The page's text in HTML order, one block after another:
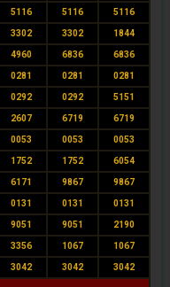
5116 5116 5116
3302 3302 1844
4960 6836 6836
0281 0281 0281
0292 0292 5151
2607 6719 6719
0053 0053 0053
1752 1752 6054
6171 9867 9867
0131 0131 0131
9051 9051 2190
3356 1067 1067
3042 3042 3042